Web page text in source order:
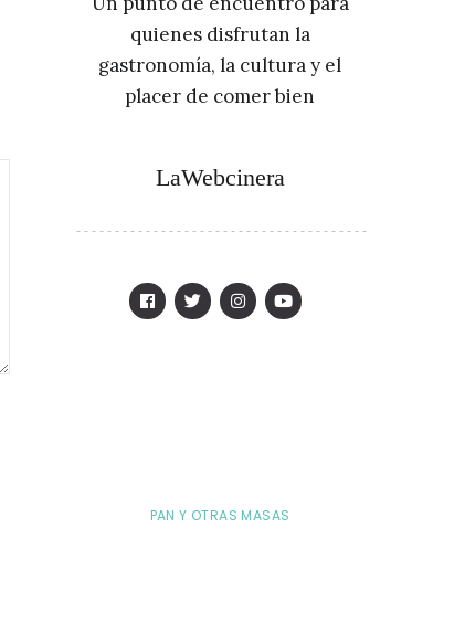
quienes disfrutan la
gastronomía, la cultura y el
placer de comer bien
LaWebcinera
PAN Y OTRAS MASAS